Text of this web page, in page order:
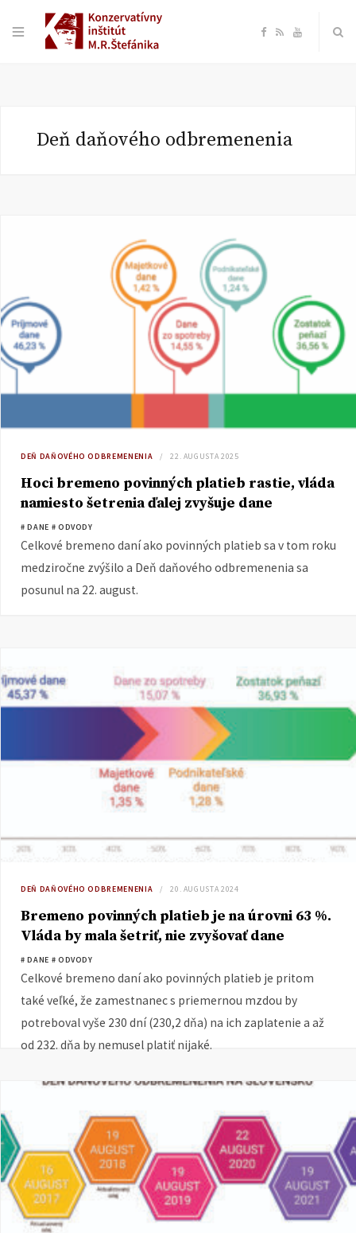
F
o
R Y
Deň daňového odbremenenia
DEŇ DAŇOVÉHO ODBREMENENIA 22. AUGUSTA 2025
Hoci bremeno povinných platieb rastie, vláda
namiesto šetrenia ďalej zvyšuje dane
# DANE # ODVODY
Celkové bremeno daní ako povinných platieb sa v tom roku
medziročne zvýšilo a Deň daňového odbremenenia sa
posunul na 22. august.
DEŇ DAŇOVÉHO ODBREMENENIA 20. AUGUSTA 2024
Bremeno povinných platieb je na úrovni 63 %.
Vláda by mala šetriť, nie zvyšovať dane
# DANE # ODVODY
Celkové bremeno daní ako povinných platieb je pritom
také veľké, že zamestnanec s priemernou mzdou by
potreboval vyše 230 dní (230,2 dňa) na ich zaplatenie a až
od 232. dňa by nemusel platiť nijaké.